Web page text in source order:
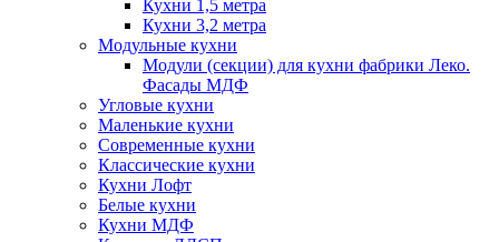
Кухни 1,5 метра
Кухни 3,2 метра
Модульные кухни
Модули (секции) для кухни фабрики Леко.
Фасады МДФ
Угловые кухни
Маленькие кухни
Современные кухни
Классические кухни
Кухни Лофт
Белые кухни
Кухни МДФ